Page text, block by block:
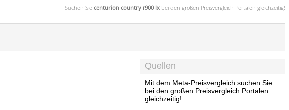
Suchen Sie centurion country r900 lx bei den großen Preisvergleich Portalen gleichzeitig!
Quellen
Mit dem Meta-Preisvergleich suchen Sie
bei den großen Preisvergleich Portalen
gleichzeitig!